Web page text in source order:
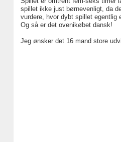
spillet ikke just børnevenligt, da
vurdere, hvor dybt spillet egentlig
Og så er det ovenikøbet dansk!
Jeg ønsker det 16 mand store